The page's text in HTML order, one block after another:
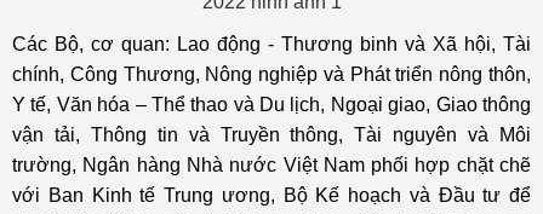
Các Bộ, cơ quan: Lao động - Thương binh và Xã hội, Tài
chính, Công Thương, Nông nghiệp và Phát triển nông thôn,
Y tế, Văn hóa – Thể thao và Du lịch, Ngoại giao, Giao thông
vận tải, Thông tin và Truyền thông, Tài nguyên và Môi
trường, Ngân hàng Nhà nước Việt Nam phối hợp chặt chẽ
với Ban Kinh tế Trung ương, Bộ Kế hoạch và Đầu tư để